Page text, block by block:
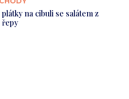
na cibuli se salátem z